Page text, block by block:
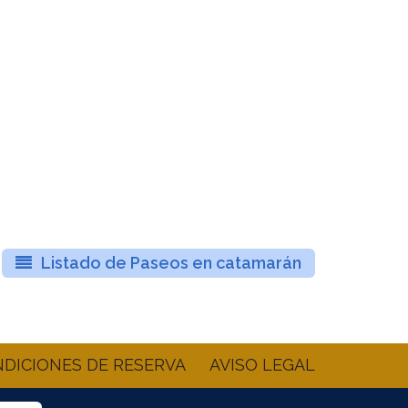
Listado de Paseos en catamarán
DE RESERVA AVISO LEGAL